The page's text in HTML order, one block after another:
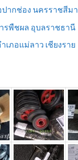
ปากช่อง นครราชสีมา
ารพืชผล อุบลราชธานี
ภอแม่ลาว เชียงราย